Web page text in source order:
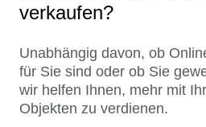
verkaufen?
Unabhängig davon, ob
für Sie sind oder ob Sie
wir helfen Ihnen, mehr mit
Objekten zu verdienen.